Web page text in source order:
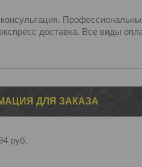
доставка. Все виды
ДЛЯ ЗАКАЗА
руб.